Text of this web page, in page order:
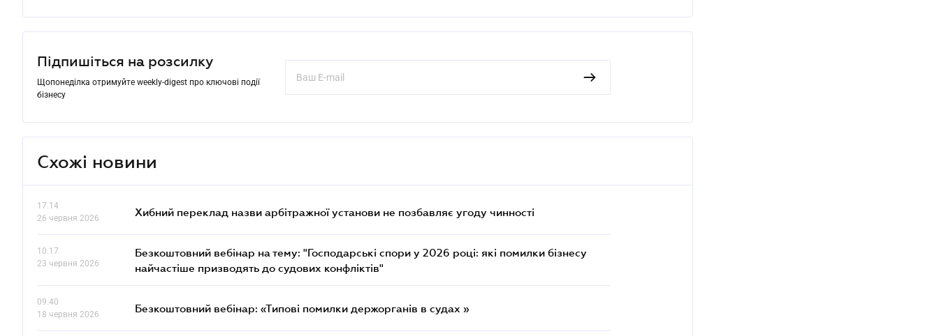
Підпишіться на розсилку
Щопонеділка отримуйте weekly-digest про ключові події
бізнесу
Схожі новини
17.14
26 червня 2026
Хибний переклад назви арбітражної установи не позбавляє угоду чинності
10.17
23 червня 2026
Безкоштовний вебінар на тему: "Господарські спори у 2026 році: які помилки бізнесу
найчастіше призводять до судових конфліктів"
09.40
18 червня 2026
Безкоштовний вебінар: «Типові помилки держорганів в судах »